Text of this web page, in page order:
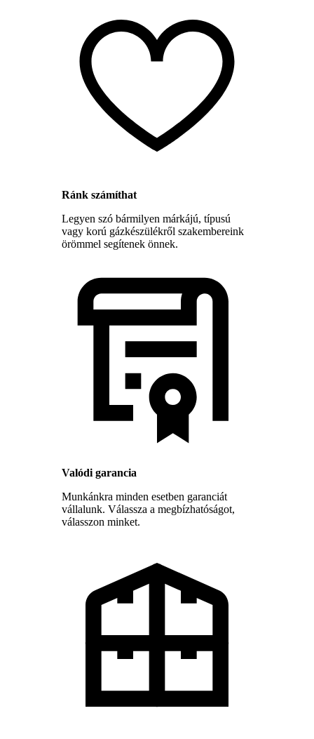
Ránk számíthat
Legyen szó bármilyen márkájú, típusú
vagy korú gázkészülékről szakembereink
örömmel segítenek önnek.
Valódi garancia
Munkánkra minden esetben garanciát
vállalunk. Válassza a megbízhatóságot,
válasszon minket.